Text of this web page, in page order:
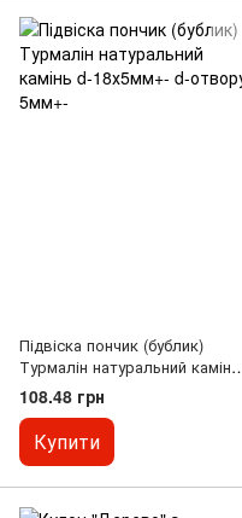
Підвіска пончик (бублик)
Турмалін натуральний камінь
d-18х5мм+- d-отвору 5мм+-
108.48 грн
Купити